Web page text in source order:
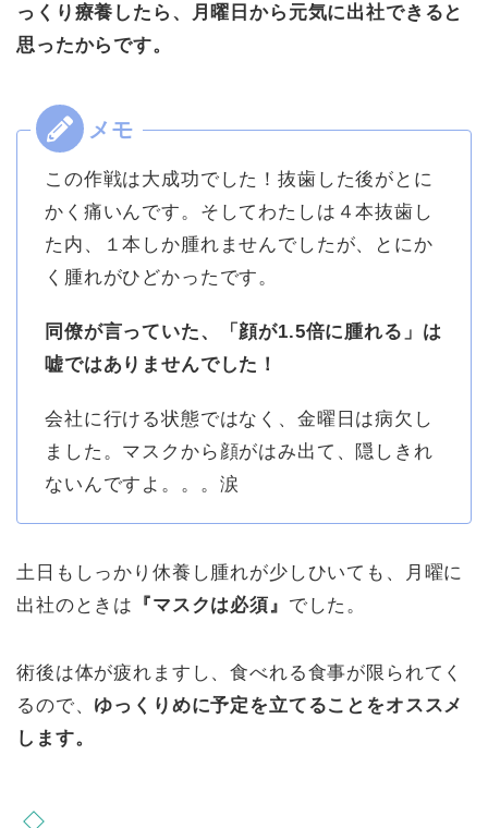
っくり療養したら、月曜日から元気に出社できると
思ったからです。
この作戦は大成功でした！抜歯した後がとに
かく痛いんです。そしてわたしは４本抜歯し
た内、１本しか腫れませんでしたが、とにか
く腫れがひどかったです。
同僚が言っていた、「顔が1.5倍に腫れる」は
嘘ではありませんでした！
会社に行ける状態ではなく、金曜日は病欠し
ました。マスクから顔がはみ出て、隠しきれ
ないんですよ。。。涙
土日もしっかり休養し腫れが少しひいても、月曜に
出社のときは
『マスクは必須』 でした。
術後は体が疲れますし、食べれる食事が限られてく
るので、 ゆっくりめに予定を立てることをオススメ
します。